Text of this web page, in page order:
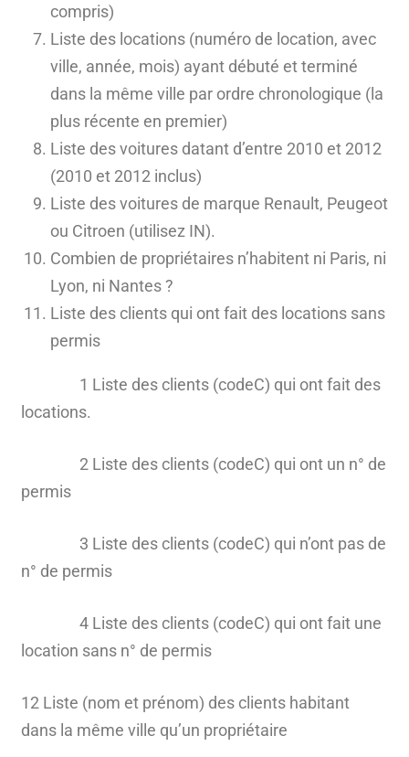
compris)
Liste des locations (numéro de location, avec
ville, année, mois) ayant débuté et terminé
dans la même ville par ordre chronologique (la
plus récente en premier)
Liste des voitures datant d’entre 2010 et 2012
(2010 et 2012 inclus)
Liste des voitures de marque Renault, Peugeot
ou Citroen (utilisez IN).
Combien de propriétaires n’habitent ni Paris, ni
Lyon, ni Nantes ?
Liste des clients qui ont fait des locations sans
permis
1 Liste des clients (codeC) qui ont fait des
locations.
2 Liste des clients (codeC) qui ont un n° de
permis
3 Liste des clients (codeC) qui n’ont pas de
n° de permis
4 Liste des clients (codeC) qui ont fait une
location sans n° de permis
12 Liste (nom et prénom) des clients habitant
dans la même ville qu’un propriétaire